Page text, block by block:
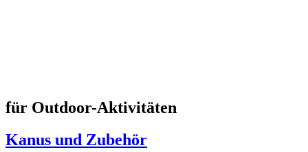
für Outdoor-Aktivitäten
Kanus und Zubehör